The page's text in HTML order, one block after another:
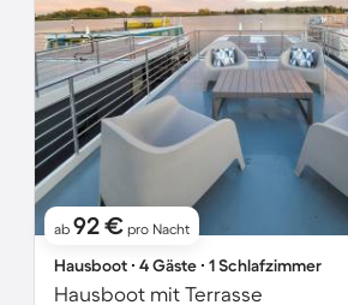
ab 92 € pro Nacht
Hausboot ∙ 4 Gäste ∙ 1 Schlafzimmer
Hausboot mit Terrasse